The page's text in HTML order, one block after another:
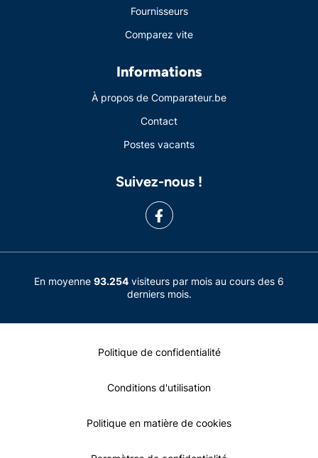
Fournisseurs
Comparez vite
Informations
À propos de Comparateur.be
Contact
Postes vacants
Suivez-nous !
En moyenne 93.254 visiteurs par mois au cours des 6
derniers mois.
Politique de confidentialité
Conditions d'utilisation
Politique en matière de cookies